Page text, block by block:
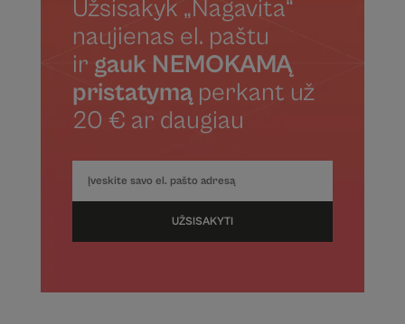
Užsisakyk „Nagavita“
naujienas el. paštu
ir gauk NEMOKAMĄ
pristatymąperkant už
20 € ar daugiau
UŽSISAKYTI